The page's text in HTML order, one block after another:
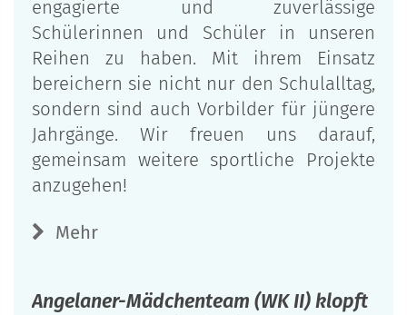
engagierte und zuverlässige
Schülerinnen und Schüler in unseren
Reihen zu haben. Mit ihrem Einsatz
bereichern sie nicht nur den Schulalltag,
sondern sind auch Vorbilder für jüngere
Jahrgänge. Wir freuen uns darauf,
gemeinsam weitere sportliche Projekte
anzugehen!
Mehr
Angelaner-Mädchenteam (WK II) klopft